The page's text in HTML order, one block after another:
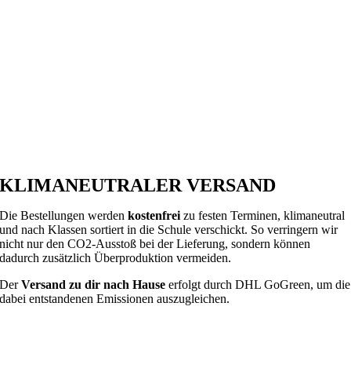
KLIMANEUTRALER VERSAND
Die Bestellungen werdenkostenfrei zu festen Terminen, klimaneutral
und nach Klassen sortiert in die Schule verschickt. So verringern wir
nicht nur den CO2-Ausstoß bei der Lieferung, sondern können
dadurch zusätzlich Überproduktion vermeiden.
DerVersand zu dir nach Hause erfolgt durch DHL GoGreen, um die
dabei entstandenen Emissionen auszugleichen.